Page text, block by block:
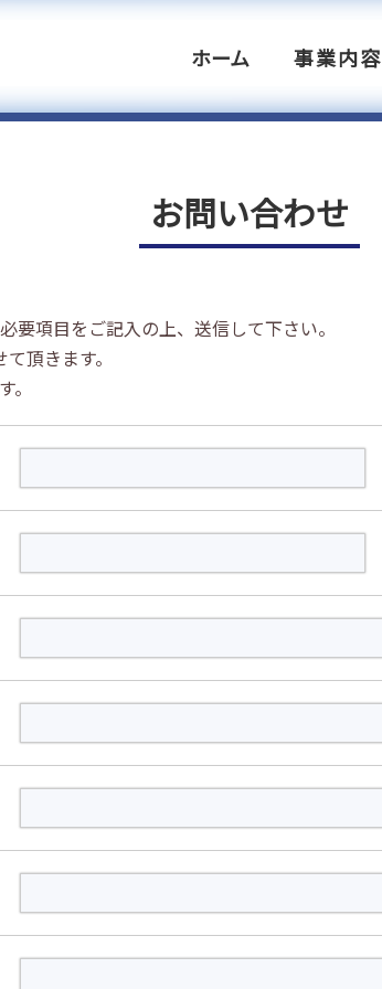
ホーム 事業内容
お問い合わせ
要項目をご記入の上、送信して下さい。
頂きます。